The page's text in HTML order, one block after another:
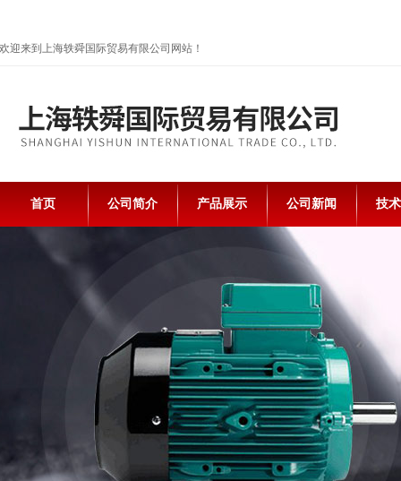
欢迎来到上海轶舜国际贸易有限公司网站！
首页 公司简介 产品展示 公司新闻 技